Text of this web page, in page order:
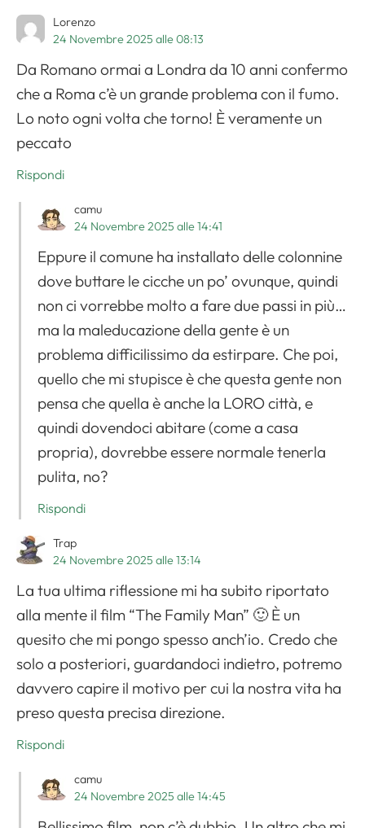
Lorenzo
24 Novembre 2025 alle 08:13
Da Romano ormai a Londra da 10 anni confermo
che a Roma c’è un grande problema con il fumo.
Lo noto ogni volta che torno! È veramente un
peccato
Rispondi
camu
24 Novembre 2025 alle 14:41
Eppure il comune ha installato delle colonnine
dove buttare le cicche un po’ ovunque, quindi
non ci vorrebbe molto a fare due passi in più…
ma la maleducazione della gente è un
problema difficilissimo da estirpare. Che poi,
quello che mi stupisce è che questa gente non
pensa che quella è anche la LORO città, e
quindi dovendoci abitare (come a casa
propria), dovrebbe essere normale tenerla
pulita, no?
Rispondi
Trap
24 Novembre 2025 alle 13:14
La tua ultima riflessione mi ha subito riportato
alla mente il film “The Family Man” 🙂 È un
quesito che mi pongo spesso anch’io. Credo che
solo a posteriori, guardandoci indietro, potremo
davvero capire il motivo per cui la nostra vita ha
preso questa precisa direzione.
Rispondi
camu
24 Novembre 2025 alle 14:45